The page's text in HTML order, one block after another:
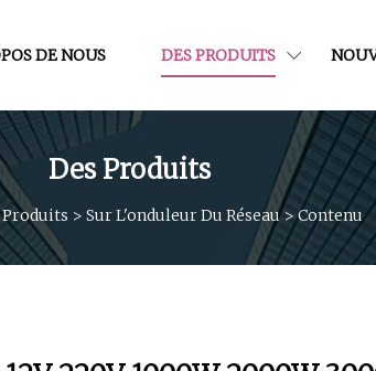
DE NOUS DES PRODUITS
Des Produits
Produits > Sur L'onduleur Du Réseau>Contenu